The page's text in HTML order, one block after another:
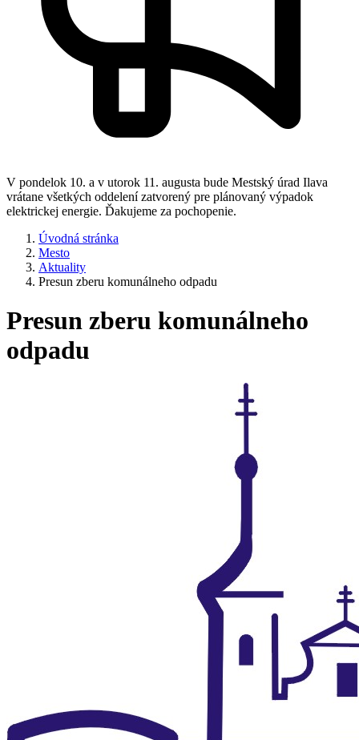
V pondelok 10. a v utorok 11. augusta bude Mestský úrad Ilava
vrátane všetkých oddelení zatvorený pre plánovaný výpadok
elektrickej energie. Ďakujeme za pochopenie.
Úvodná stránka
Mesto
Aktuality
Presun zberu komunálneho odpadu
Presun zberu komunálneho
odpadu